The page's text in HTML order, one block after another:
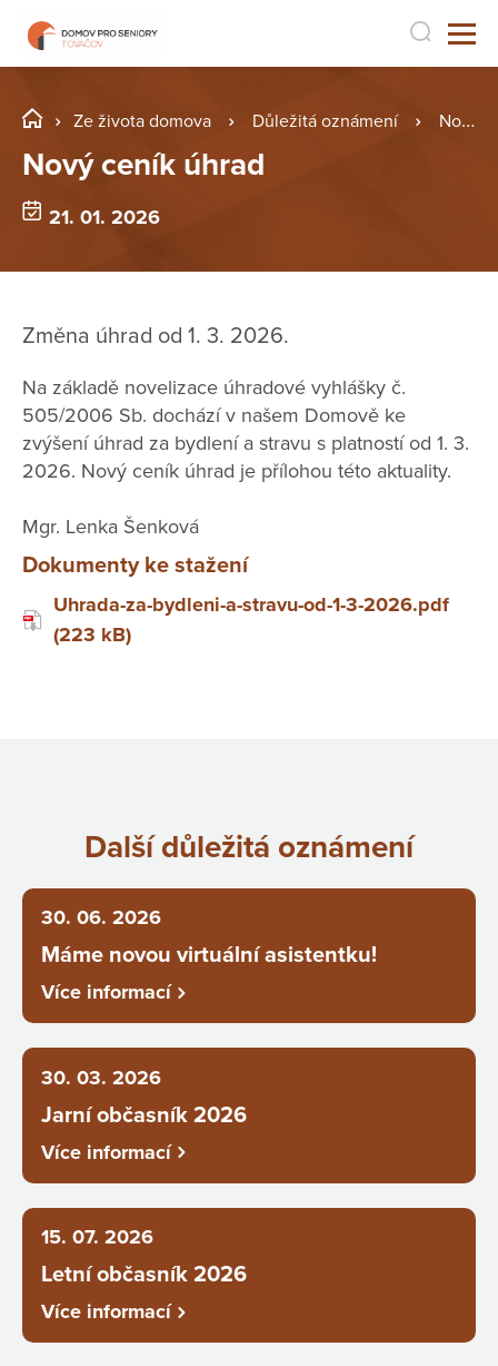
Ze života domova Důležitá oznámení Nový ceník úhrad
Nový ceník úhrad
21. 01. 2026
Změna úhrad od 1. 3. 2026.
Na základě novelizace úhradové vyhlášky č.
505/2006 Sb. dochází v našem Domově ke
zvýšení úhrad za bydlení a stravu s platností od 1. 3.
2026. Nový ceník úhrad je přílohou této aktuality.
Mgr. Lenka Šenková
Dokumenty ke stažení
Uhrada-za-bydleni-a-stravu-od-1-3-2026.pdf
(223 kB)
Další důležitá oznámení
30. 06. 2026
Máme novou virtuální asistentku!
Více informací
30. 03. 2026
Jarní občasník 2026
Více informací
15. 07. 2026
Letní občasník 2026
Více informací